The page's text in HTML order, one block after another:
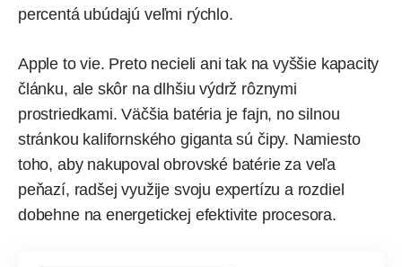
percentá ubúdajú veľmi rýchlo.
Apple to vie. Preto necieli ani tak na vyššie kapacity
článku, ale skôr na dlhšiu výdrž rôznymi
prostriedkami. Väčšia batéria je fajn, no silnou
stránkou kalifornského giganta sú čipy. Namiesto
toho, aby nakupoval obrovské batérie za veľa
peňazí, radšej využije svoju expertízu a rozdiel
dobehne na energetickej efektivite procesora.